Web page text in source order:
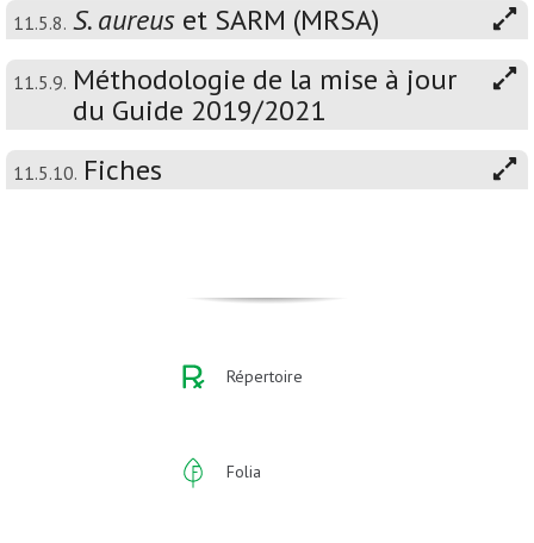
11.5.8. S. aureus et SARM (MRSA)
11.5.9. Méthodologie de la mise à jour
du Guide 2019/2021
11.5.10. Fiches
Répertoire
Folia